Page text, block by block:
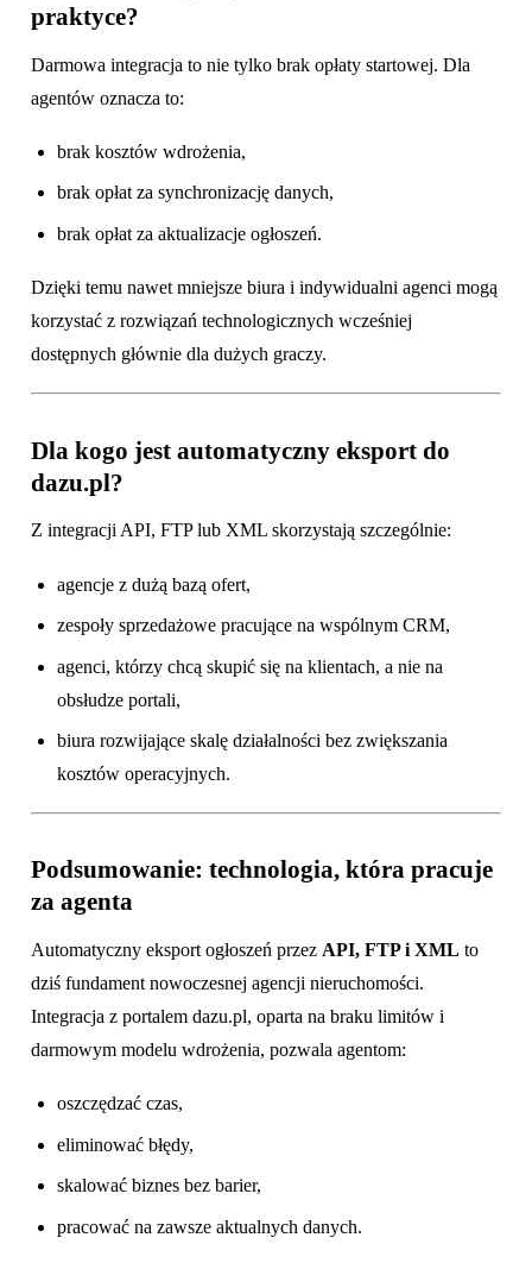
praktyce?
Darmowa integracja to nie tylko brak opłaty startowej. Dla
agentów oznacza to:
brak kosztów wdrożenia,
brak opłat za synchronizację danych,
brak opłat za aktualizacje ogłoszeń.
Dzięki temu nawet mniejsze biura i indywidualni agenci mogą
korzystać z rozwiązań technologicznych wcześniej
dostępnych głównie dla dużych graczy.
Dla kogo jest automatyczny eksport do
dazu.pl?
Z integracji API, FTP lub XML skorzystają szczególnie:
agencje z dużą bazą ofert,
zespoły sprzedażowe pracujące na wspólnym CRM,
agenci, którzy chcą skupić się na klientach, a nie na
obsłudze portali,
biura rozwijające skalę działalności bez zwiększania
kosztów operacyjnych.
Podsumowanie: technologia, która pracuje
za agenta
Automatyczny eksport ogłoszeń przez API, FTP i XML to
dziś fundament nowoczesnej agencji nieruchomości.
Integracja z portalem dazu.pl, oparta na braku limitów i
darmowym modelu wdrożenia, pozwala agentom:
oszczędzać czas,
eliminować błędy,
skalować biznes bez barier,
pracować na zawsze aktualnych danych.